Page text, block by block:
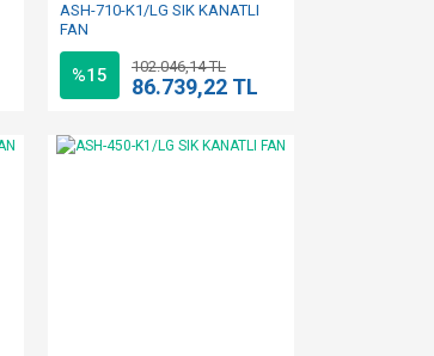
ASH-710-K1/LG SIK KANATLI
FAN
%15 102.046,14 TL
86.739,22 TL